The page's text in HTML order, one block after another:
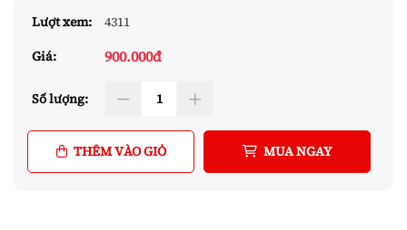
Lượt xem:
4311
Giá:
900.000đ
Số lượng:
THÊM VÀO GIỎ MUA NGAY